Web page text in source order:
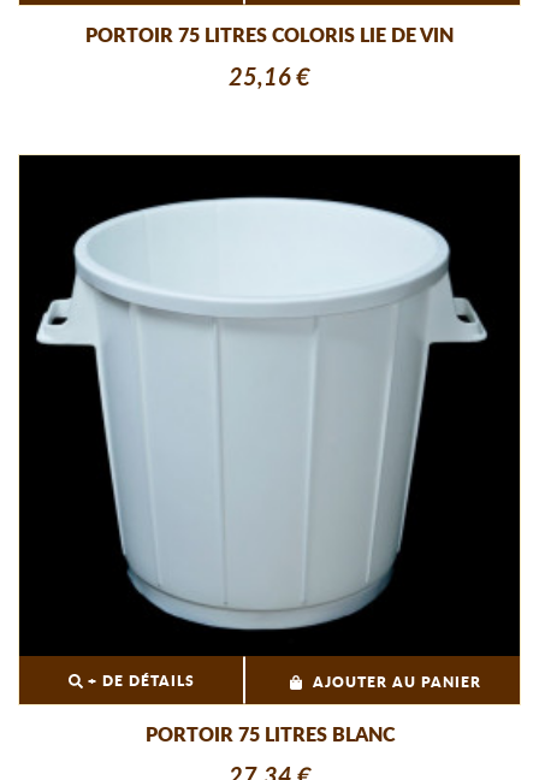
PORTOIR 75 LITRES COLORIS LIE DE VIN
25,16 €
+ DE DÉTAILS AJOUTER AU PANIER
PORTOIR 75 LITRES BLANC